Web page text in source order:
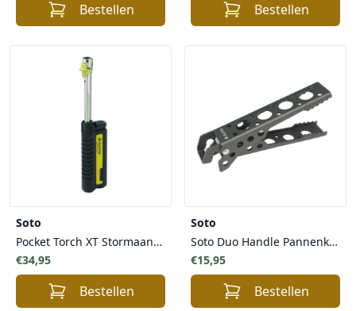
Bestellen Bestellen
Soto
Pocket Torch XT Stormaansteker
€34,95
Bestellen
Soto
Soto Duo Handle Pannenklem Handvat Grijper - ideaal voor Gericht grijpen van Potten en pannen Outdoor
€15,95
Bestellen